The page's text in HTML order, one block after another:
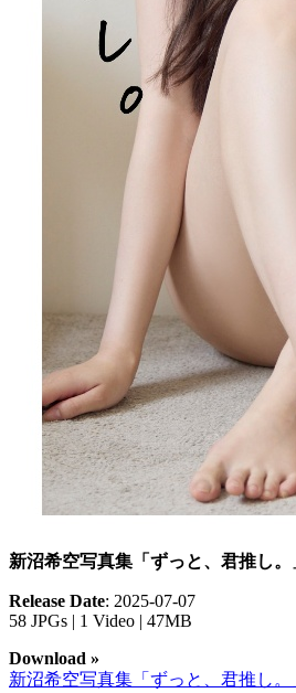
新沼希空写真集「ずっと、君推し
Release Date: 2025-07-07
58 JPGs | 1 Video | 47MB
Download »
新沼希空写真集「ずっと、君推し。